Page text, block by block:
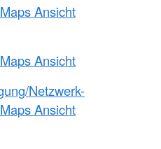
Ansicht
Ansicht
Netzwerk-
Ansicht